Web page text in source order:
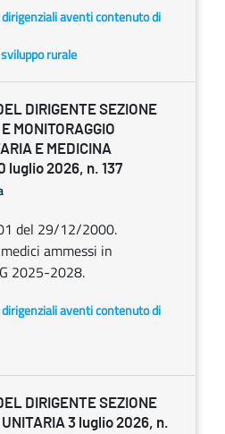
aventi contenuto di
rurale
DIRIGENTE SEZIONE
MONITORAGGIO
E MEDICINA
luglio 2026, n. 137
del 29/12/2000.
ammessi in
2025-2028.
aventi contenuto di
DIRIGENTE SEZIONE
UNITARIA 3 luglio 2026, n.